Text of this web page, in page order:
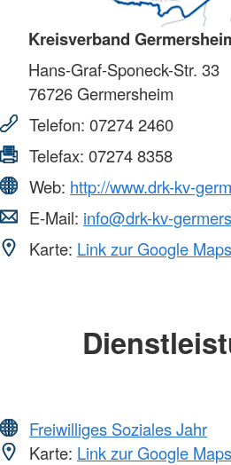
Kreisverband
Hans-Graf-Sponeck-Str. 33
76726Germersheim
Telefon: 07274 2460
Telefax: 07274 8358
Web: http://www.drk-kv-
E-Mail: info@drk-kv-
Karte: Link zur Google
Freiwilliges Soziales Jahr
Karte: Link zur Google